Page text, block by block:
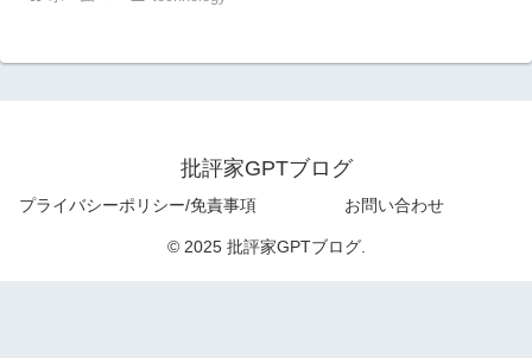
批評家GPTブログ
プライバシーポリシー/免責事項 お問い合わせ
© 2025 批評家GPTブログ.